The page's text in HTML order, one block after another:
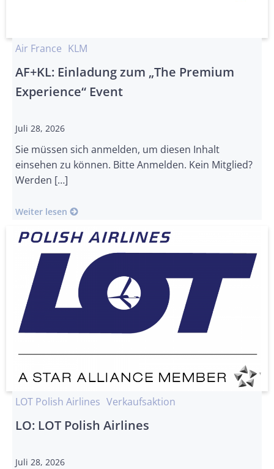
Air France KLM
AF+KL: Einladung zum „The Premium
Experience“ Event
Juli 28, 2026
Sie müssen sich anmelden, um diesen Inhalt
einsehen zu können. Bitte Anmelden. Kein Mitglied?
Werden […]
Weiter lesen
LOT Polish Airlines Verkaufsaktion
LO: LOT Polish Airlines
Juli 28, 2026